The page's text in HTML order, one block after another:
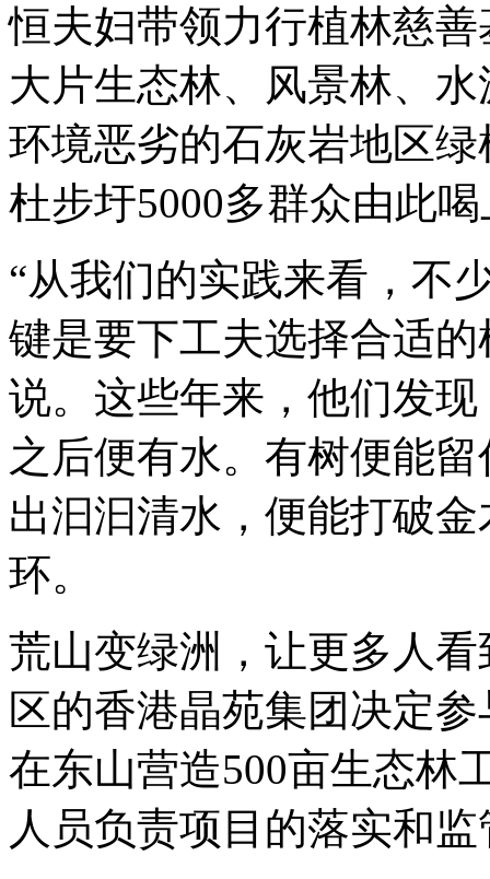
恒夫妇带领力行植林慈
大片生态林、风景林、
环境恶劣的石灰岩地区
杜步圩5000多群众由此
“从我们的实践来看，不
键是要下工夫选择合适
说。这些年来，他们发
之后便有水。有树便能
出汩汩清水，便能打破
环。
荒山变绿洲，让更多人
区的香港晶苑集团决定
在东山营造500亩生态林
人员负责项目的落实和监